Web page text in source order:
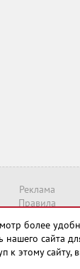
Реклама
Правила
более
нашего сайта
к этому сайту,